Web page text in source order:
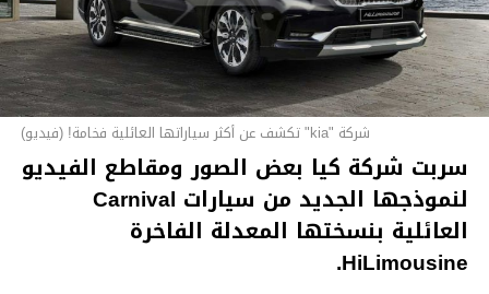
شركة "kia" تكشف عن أكثر سياراتها العائلية فخامة! (فيديو)
سربت شركة كيا بعض الصور ومقاطع الفيديو
لنموذجها الجديد من سيارات Carnival
العائلية بنسختها المعدلة الفاخرة
HiLimousine.